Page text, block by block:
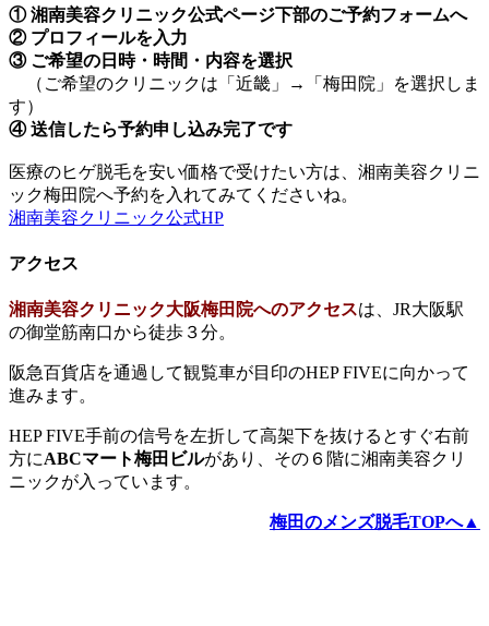
① 湘南美容クリニック公式ページ下部のご予約フォームへ
② プロフィールを入力
③ ご希望の日時・時間・内容を選択
（ご希望のクリニックは「近畿」→「梅田院」を選択しま
す）
④ 送信したら予約申し込み完了です
医療のヒゲ脱毛を安い価格で受けたい方は、湘南美容クリニ
ック梅田院へ予約を入れてみてくださいね。
湘南美容クリニック公式HP
アクセス
湘南美容クリニック大阪梅田院へのアクセスは、JR大阪駅
の御堂筋南口から徒歩３分。
阪急百貨店を通過して観覧車が目印のHEP FIVEに向かって
進みます。
HEP FIVE手前の信号を左折して高架下を抜けるとすぐ右前
方にABCマート梅田ビルがあり、その６階に湘南美容クリ
ニックが入っています。
梅田のメンズ脱毛TOPへ▲